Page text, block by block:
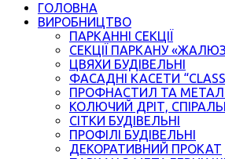
ГОЛОВНА
ВИРОБНИЦТВО
ПАРКАННІ СЕКЦІЇ
СЕКЦІЇ ПАРКАНУ
ЦВЯХИ БУДІВЕЛЬНІ
ФАСАДНІ КАСЕТИ
ПРОФНАСТИЛ ТА
КОЛЮЧИЙ ДРІТ,
СІТКИ БУДІВЕЛЬНІ
ПРОФІЛІ БУДІВЕЛЬНІ
ДЕКОРАТИВНИЙ ПРОКАТ